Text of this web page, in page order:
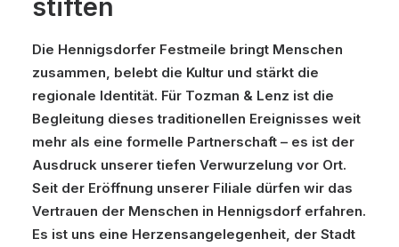
stiften
Die Hennigsdorfer Festmeile bringt Menschen
zusammen, belebt die Kultur und stärkt die
regionale Identität. Für Tozman & Lenz ist die
Begleitung dieses traditionellen Ereignisses weit
mehr als eine formelle Partnerschaft – es ist der
Ausdruck unserer tiefen Verwurzelung vor Ort.
Seit der Eröffnung unserer Filiale dürfen wir das
Vertrauen der Menschen in Hennigsdorf erfahren.
Es ist uns eine Herzensangelegenheit, der Stadt